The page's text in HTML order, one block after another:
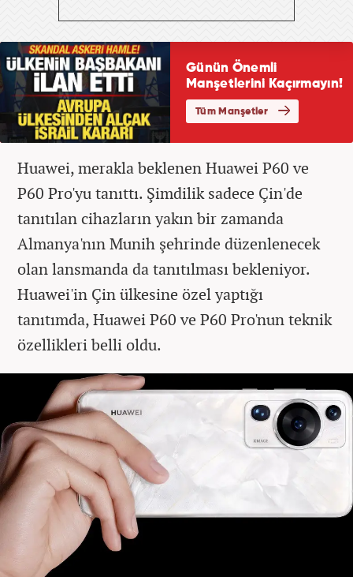
Huawei, merakla beklenen Huawei P60 ve
P60 Pro'yu tanıttı. Şimdilik sadece Çin'de
tanıtılan cihazların yakın bir zamanda
Almanya'nın Munih şehrinde düzenlenecek
olan lansmanda da tanıtılması bekleniyor.
Huawei'in Çin ülkesine özel yaptığı
tanıtımda, Huawei P60 ve P60 Pro'nun teknik
özellikleri belli oldu.